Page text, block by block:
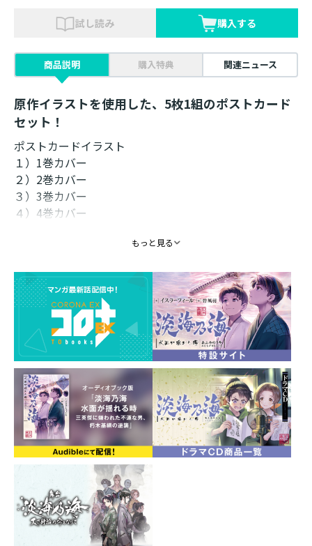
試し読み 購入する
商品説明 購入特典 関連ニュース
原作イラストを使用した、5枚1組のポストカード
セット！
ポストカードイラスト
１）1巻カバー
２）2巻カバー
３）3巻カバー
４）4巻カバー
仕様 ： 5枚1セット
サイズ ： 各147mm×99mm
もっと見る